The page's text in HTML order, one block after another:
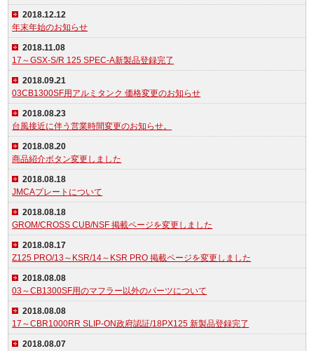
2018.12.12
年末年始のお知らせ
2018.11.08
17～GSX-S/R 125 SPEC-A新製品登録完了
2018.09.21
03CB1300SF用アルミタンク 価格変更のお知らせ
2018.08.23
台風接近に伴う営業時間変更のお知らせ。
2018.08.20
商品紹介ボタン変更しました
2018.08.18
JMCAプレートについて
2018.08.18
GROM/CROSS CUB/NSF 掲載ページを変更しました
2018.08.17
Z125 PRO/13～KSR/14～KSR PRO 掲載ページを変更しました
2018.08.08
03～CB1300SF用のマフラー以外のパーツについて
2018.08.08
17～CBR1000RR SLIP-ON政府認証/18PX125 新製品登録完了
2018.08.07